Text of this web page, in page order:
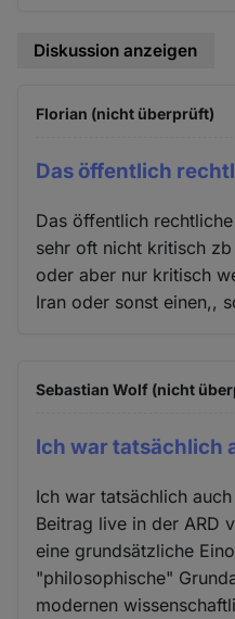
Diskussion anzeigen
Florian (nicht überprüft)
Das öffentlich
Das öffentlich
sehr oft nicht kritisch
oder aber nur kritisch
Iran oder sonst einen,,
Sebastian Wolf (nicht
Ich war tatsächlich
Ich war tatsächlich
Beitrag live in der ARD
eine grundsätzliche
"philosophische"
modernen